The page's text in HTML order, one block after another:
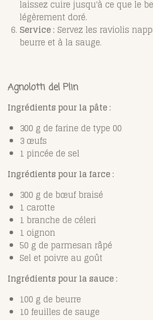
laissez cuire jusqu'à ce que le
légèrement doré.
Service : Servez les raviolis
beurre et à la sauge.
Agnolotti del Plin
Ingrédients pour la pâte :
300 g de farine de type 00
3 œufs
1 pincée de sel
Ingrédients pour la farce :
300 g de bœuf braisé
1 carotte
1 branche de céleri
1 oignon
50 g de parmesan râpé
Sel et poivre au goût
Ingrédients pour la sauce :
100 g de beurre
10 feuilles de sauge